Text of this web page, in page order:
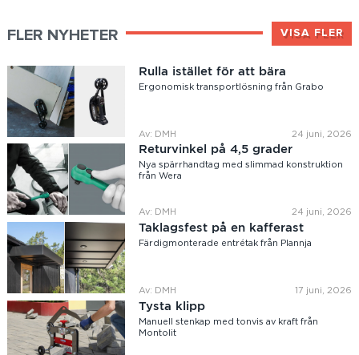
FLER NYHETER VISA FLER
Rulla istället för att bära
Ergonomisk transportlösning från Grabo
Av: DMH 24 juni, 2026
Returvinkel på 4,5 grader
Nya spärrhandtag med slimmad konstruktion
från Wera
Av: DMH 24 juni, 2026
Taklagsfest på en kafferast
Färdigmonterade entrétak från Plannja
Av: DMH 17 juni, 2026
Tysta klipp
Manuell stenkap med tonvis av kraft från
Montolit